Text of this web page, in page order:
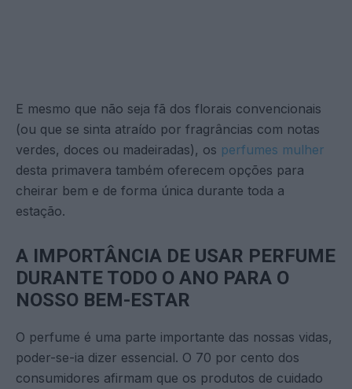
E mesmo que não seja fã dos florais convencionais
(ou que se sinta atraído por fragrâncias com notas
verdes, doces ou madeiradas), os perfumes mulher
desta primavera também oferecem opções para
cheirar bem e de forma única durante toda a
estação.
A IMPORTÂNCIA DE USAR PERFUME
DURANTE TODO O ANO PARA O
NOSSO BEM-ESTAR
O perfume é uma parte importante das nossas vidas,
poder-se-ia dizer essencial. O 70 por cento dos
consumidores afirmam que os produtos de cuidado